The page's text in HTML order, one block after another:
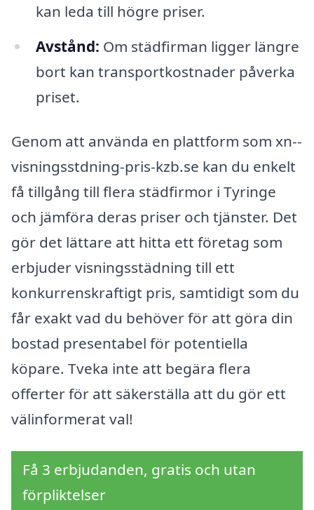
kan leda till högre priser.
Avstånd: Om städfirman ligger längre
bort kan transportkostnader påverka
priset.
Genom att använda en plattform som xn--
visningsstdning-pris-kzb.se kan du enkelt
få tillgång till flera städfirmor i Tyringe
och jämföra deras priser och tjänster. Det
gör det lättare att hitta ett företag som
erbjuder visningsstädning till ett
konkurrenskraftigt pris, samtidigt som du
får exakt vad du behöver för att göra din
bostad presentabel för potentiella
köpare. Tveka inte att begära flera
offerter för att säkerställa att du gör ett
välinformerat val!
Få 3 erbjudanden, gratis och utan
förpliktelser